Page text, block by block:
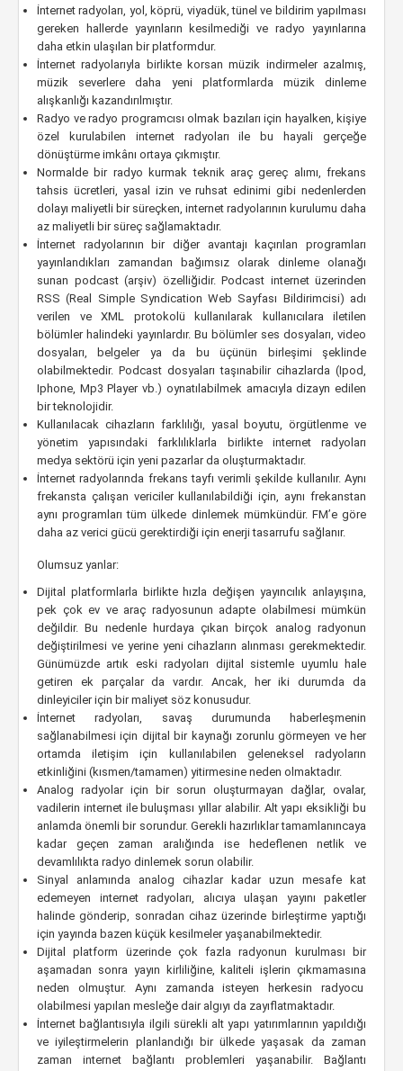
İnternet radyoları, yol, köprü, viyadük, tünel ve bildirim yapılması
gereken hallerde yayınların kesilmediği ve radyo yayınlarına
daha etkin ulaşılan bir platformdur.
İnternet radyolarıyla birlikte korsan müzik indirmeler azalmış,
müzik severlere daha yeni platformlarda müzik dinleme
alışkanlığı kazandırılmıştır.
Radyo ve radyo programcısı olmak bazıları için hayalken, kişiye
özel kurulabilen internet radyoları ile bu hayali gerçeğe
dönüştürme imkânı ortaya çıkmıştır.
Normalde bir radyo kurmak teknik araç gereç alımı, frekans
tahsis ücretleri, yasal izin ve ruhsat edinimi gibi nedenlerden
dolayı maliyetli bir süreçken, internet radyolarının kurulumu daha
az maliyetli bir süreç sağlamaktadır.
İnternet radyolarının bir diğer avantajı kaçırılan programları
yayınlandıkları zamandan bağımsız olarak dinleme olanağı
sunan podcast (arşiv) özelliğidir. Podcast internet üzerinden
RSS (Real Simple Syndication Web Sayfası Bildirimcisi) adı
verilen ve XML protokolü kullanılarak kullanıcılara iletilen
bölümler halindeki yayınlardır. Bu bölümler ses dosyaları, video
dosyaları, belgeler ya da bu üçünün birleşimi şeklinde
olabilmektedir. Podcast dosyaları taşınabilir cihazlarda (Ipod,
Iphone, Mp3 Player vb.) oynatılabilmek amacıyla dizayn edilen
bir teknolojidir.
Kullanılacak cihazların farklılığı, yasal boyutu, örgütlenme ve
yönetim yapısındaki farklılıklarla birlikte internet radyoları
medya sektörü için yeni pazarlar da oluşturmaktadır.
İnternet radyolarında frekans tayfı verimli şekilde kullanılır. Aynı
frekansta çalışan vericiler kullanılabildiği için, aynı frekanstan
aynı programları tüm ülkede dinlemek mümkündür. FM’e göre
daha az verici gücü gerektirdiği için enerji tasarrufu sağlanır.
Olumsuz yanlar:
Dijital platformlarla birlikte hızla değişen yayıncılık anlayışına,
pek çok ev ve araç radyosunun adapte olabilmesi mümkün
değildir. Bu nedenle hurdaya çıkan birçok analog radyonun
değiştirilmesi ve yerine yeni cihazların alınması gerekmektedir.
Günümüzde artık eski radyoları dijital sistemle uyumlu hale
getiren ek parçalar da vardır. Ancak, her iki durumda da
dinleyiciler için bir maliyet söz konusudur.
İnternet radyoları, savaş durumunda haberleşmenin
sağlanabilmesi için dijital bir kaynağı zorunlu görmeyen ve her
ortamda iletişim için kullanılabilen geleneksel radyoların
etkinliğini (kısmen/tamamen) yitirmesine neden olmaktadır.
Analog radyolar için bir sorun oluşturmayan dağlar, ovalar,
vadilerin internet ile buluşması yıllar alabilir. Alt yapı eksikliği bu
anlamda önemli bir sorundur. Gerekli hazırlıklar tamamlanıncaya
kadar geçen zaman aralığında ise hedeflenen netlik ve
devamlılıkta radyo dinlemek sorun olabilir.
Sinyal anlamında analog cihazlar kadar uzun mesafe kat
edemeyen internet radyoları, alıcıya ulaşan yayını paketler
halinde gönderip, sonradan cihaz üzerinde birleştirme yaptığı
için yayında bazen küçük kesilmeler yaşanabilmektedir.
Dijital platform üzerinde çok fazla radyonun kurulması bir
aşamadan sonra yayın kirliliğine, kaliteli işlerin çıkmamasına
neden olmuştur. Aynı zamanda isteyen herkesin radyocu
olabilmesi yapılan mesleğe dair algıyı da zayıflatmaktadır.
İnternet bağlantısıyla ilgili sürekli alt yapı yatırımlarının yapıldığı
ve iyileştirmelerin planlandığı bir ülkede yaşasak da zaman
zaman internet bağlantı problemleri yaşanabilir. Bağlantı